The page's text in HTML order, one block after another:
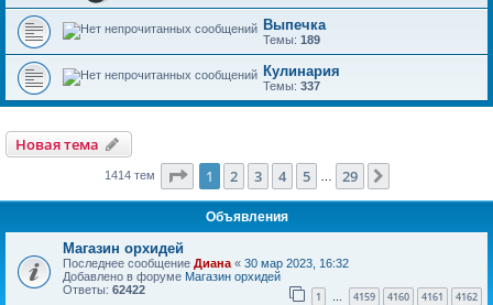
Выпечка
Темы: 189
Кулинария
Темы: 337
Новая тема
1414 тем Страница из 29
1 2 3 4 5 29
Объявления
Магазин орхидей
Последнее сообщение Диана « 30 мар 2023, 16:32
Добавлено в форуме Магазин орхидей
Ответы: 62422 1 … 4159 4160 4161 4162